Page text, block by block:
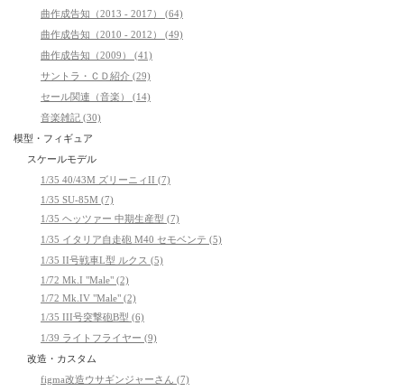
曲作成告知（2013 - 2017） (64)
曲作成告知（2010 - 2012） (49)
曲作成告知（2009） (41)
サントラ・ＣＤ紹介 (29)
セール関連（音楽） (14)
音楽雑記 (30)
模型・フィギュア
スケールモデル
1/35 40/43M ズリーニィII (7)
1/35 SU-85M (7)
1/35 ヘッツァー 中期生産型 (7)
1/35 イタリア自走砲 M40 セモベンテ (5)
1/35 II号戦車L型 ルクス (5)
1/72 Mk.I "Male" (2)
1/72 Mk.IV "Male" (2)
1/35 III号突撃砲B型 (6)
1/39 ライトフライヤー (9)
改造・カスタム
figma改造ウサギンジャーさん (7)